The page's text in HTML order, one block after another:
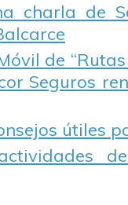
charla de
de
Seguros
útiles